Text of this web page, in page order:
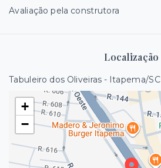
Avaliação pela construtora
Localização
Tabuleiro dos Oliveiras - Itapema/SC
+
−